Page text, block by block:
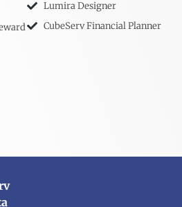
Lumira Designer
CubeServ Financial Planner